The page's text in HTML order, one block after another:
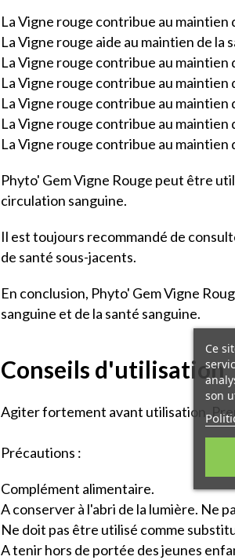
La Vigne rouge contribue au maintien
La Vigne rouge aide au maintien de
La Vigne rouge contribue au maintien
La Vigne rouge contribue au maintien
La Vigne rouge contribue au maintien
La Vigne rouge contribue au maintien
La Vigne rouge contribue au
Phyto' Gem Vigne Rouge peut être
circulation sanguine.
Il est toujours recommandé de
de santé sous-jacents.
En conclusion, Phyto' Gem Vigne
sanguine et de la santé sanguine.
Conseils d'utilisation
Agiter fortement avant utilisation.
Précautions :
Complément alimentaire.
A conserver à l'abri de la lumière. Ne
Ne doit pas être utilisé comme
A tenir hors de portée des jeunes
Ce
son